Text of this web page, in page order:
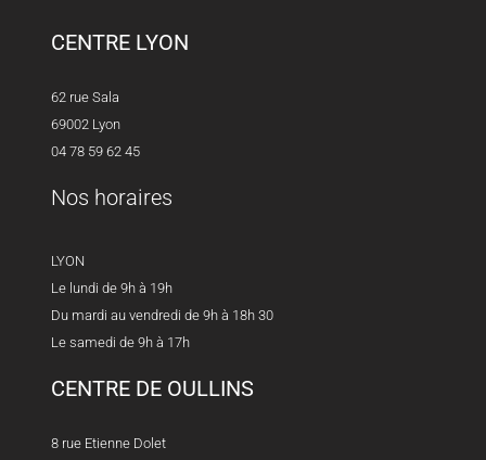
CENTRE LYON
62 rue Sala
69002 Lyon
04 78 59 62 45
Nos horaires
LYON
Le lundi de 9h à 19h
Du mardi au vendredi de 9h à 18h 30
Le samedi de 9h à 17h
CENTRE DE OULLINS
8 rue Etienne Dolet